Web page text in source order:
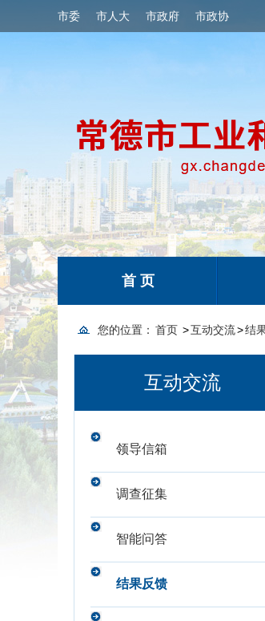
市委 市人大 市政府 市政协
首 页
您的位置： 首页 >互动交流>结
互动交流
领导信箱
调查征集
智能问答
结果反馈